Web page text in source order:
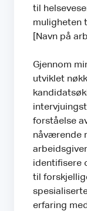
til
muligheten
[Navn på
Gjennom
utviklet
forståelse
nåværende
identifisere
til
erfaring